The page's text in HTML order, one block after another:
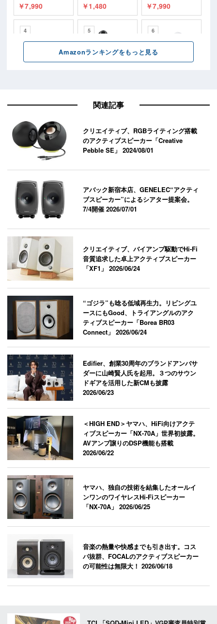
関連記事
クリエイティブ、RGBライティング搭載
のアクティブスピーカー「Creative
Pebble SE」2024/08/01
アバック新宿本店、GENELEC“アクティ
ブスピーカー”によるシアター提案会。
7/4開催2026/07/01
クリエイティブ、バイアンプ駆動でHi-Fi
音質追求した卓上アクティブスピーカー
「XF1」2026/06/24
“ゴジラ”も唸る低域再生力。リビングユ
ースにもGood、トライアングルのアク
ティブスピーカー「Borea BR03
Connect」2026/06/24
Edifier、創業30周年のブランドアンバサ
ダーに山崎賢人氏を起用。３つのサウン
ドギアを活用した新CMも披露
2026/06/23
＜HIGH END＞ヤマハ、HiFi向けアクテ
ィブスピーカー「NX-70A」世界初披露。
AVアンプ譲りのDSP機能も搭載
2026/06/22
ヤマハ、独自の技術を結集したオールイ
ンワンのワイヤレスHi-Fiスピーカー
「NX-70A」2026/06/25
音楽の熱量や快感までも引き出す。コス
パ抜群、FOCALのアクティブスピーカー
の可能性は無限大！2026/06/18